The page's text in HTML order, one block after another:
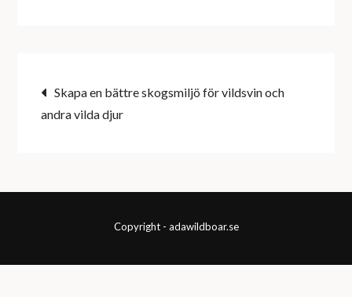
Inläggsnavigering
Skapa en bättre skogsmiljö för vildsvin och
andra vilda djur